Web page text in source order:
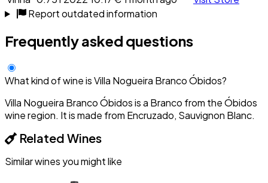
Report outdated information
Frequently asked questions
What kind of wine is Villa Nogueira Branco Óbidos?
Villa Nogueira Branco Óbidos is a Branco from the Óbidos
wine region. It is made from Encruzado, Sauvignon Blanc.
Related Wines
Similar wines you might like